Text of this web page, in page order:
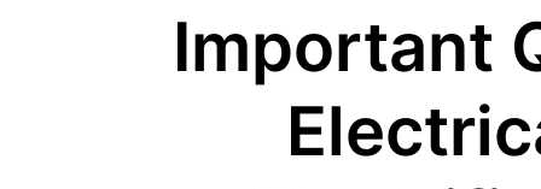
Important